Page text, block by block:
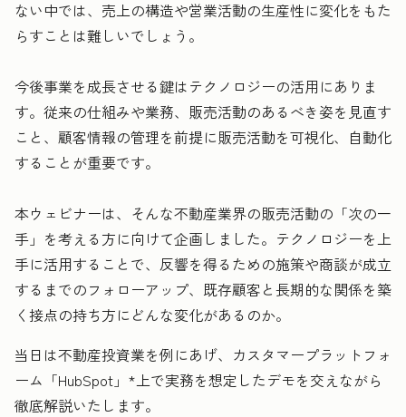
ない中では、売上の構造や営業活動の生産性に変化をもた
らすことは難しいでしょう。
今後事業を成長させる鍵はテクノロジーの活用にありま
す。従来の仕組みや業務、販売活動のあるべき姿を見直す
こと、顧客情報の管理を前提に販売活動を可視化、自動化
することが重要です。
本ウェビナーは、そんな不動産業界の販売活動の「次の一
手」を考える方に向けて企画しました。テクノロジーを上
手に活用することで、反響を得るための施策や商談が成立
するまでのフォローアップ、既存顧客と長期的な関係を築
く接点の持ち方にどんな変化があるのか。
当日は不動産投資業を例にあげ、カスタマープラットフォ
ーム「HubSpot」*上で実務を想定したデモを交えながら
徹底解説いたします。